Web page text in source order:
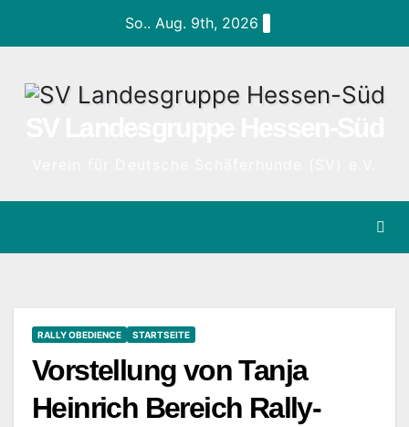
So.. Aug. 9th, 2026
RALLY OBEDIENCE STARTSEITE
Vorstellung von Tanja
Heinrich Bereich Rally-